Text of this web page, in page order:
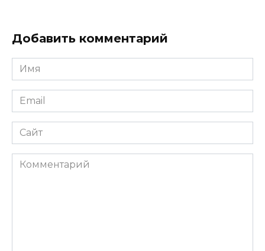
Добавить комментарий
Имя
*
Email
*
Сайт
Комментарий